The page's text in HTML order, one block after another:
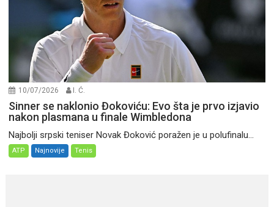
10/07/2026 I. Ć.
Sinner se naklonio Đokoviću: Evo šta je prvo izjavio
nakon plasmana u finale Wimbledona
Najbolji srpski teniser Novak Đoković poražen je u polufinalu...
ATP Najnovije Tenis